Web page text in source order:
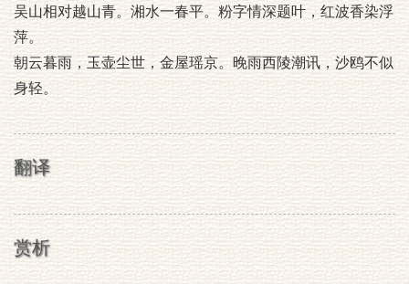
吴山相对越山青。湘水一春平。粉字情深题叶，红波香染浮
萍。
朝云暮雨，玉壶尘世，金屋瑶京。晚雨西陵潮讯，沙鸥不似
身轻。
翻译
赏析